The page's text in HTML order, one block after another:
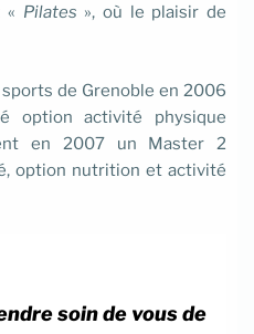
« Pilates », où le plaisir de
de Grenoble en 2006
option activité physique
en 2007 un Master 2
option nutrition et activité
soin de vous de